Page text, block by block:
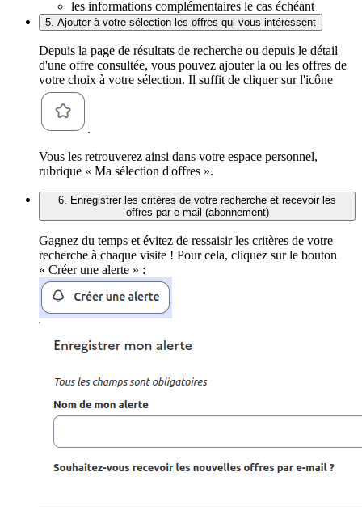
les informations complémentaires le cas échéant
5. Ajouter à votre sélection les offres qui vous intéressent
Depuis la page de résultats de recherche ou depuis le détail
d'une offre consultée, vous pouvez ajouter la ou les offres de
votre choix à votre sélection. Il suffit de cliquer sur l'icône
.
Vous les retrouverez ainsi dans votre espace personnel,
rubrique « Ma sélection d'offres ».
6. Enregistrer les critères de votre recherche et recevoir les
offres par e-mail (abonnement)
Gagnez du temps et évitez de ressaisir les critères de votre
recherche à chaque visite ! Pour cela, cliquez sur le bouton
« Créer une alerte » :